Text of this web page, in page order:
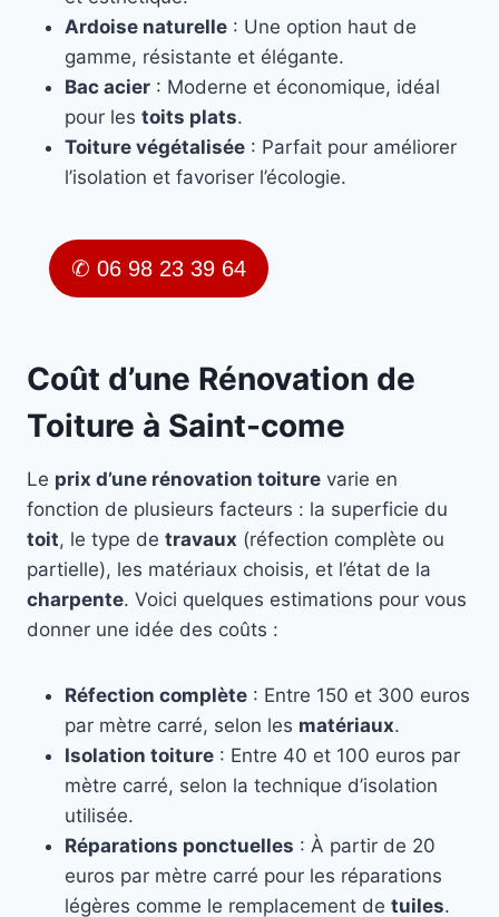
Ardoise naturelle : Une option haut de
gamme, résistante et élégante.
Bac acier : Moderne et économique, idéal
pour les toits plats.
Toiture végétalisée : Parfait pour améliorer
l’isolation et favoriser l’écologie.
✆ 06 98 23 39 64
Coût d’une Rénovation de
Toiture à Saint-come
Le prix d’une rénovation toiture varie en
fonction de plusieurs facteurs : la superficie du
toit, le type de travaux (réfection complète ou
partielle), les matériaux choisis, et l’état de la
charpente. Voici quelques estimations pour vous
donner une idée des coûts :
Réfection complète : Entre 150 et 300 euros
par mètre carré, selon les matériaux.
Isolation toiture : Entre 40 et 100 euros par
mètre carré, selon la technique d’isolation
utilisée.
Réparations ponctuelles : À partir de 20
euros par mètre carré pour les réparations
légères comme le remplacement de tuiles.